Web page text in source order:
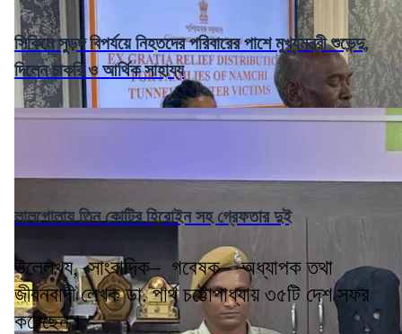
সিকিমে সুড়ঙ্গ বিপর্যয়ে নিহতদের পরিবারের পাশে মুখ্যমন্ত্রী শুভেন্দু,
দিলেন চাকরি ও আর্থিক সাহায্য
লালগোলায় তিন কোটির হিরোইন সহ গ্রেফতার দুই
উল্লেখ্য, সাংবাদিক– গবেষক– অধ্যাপক তথা
জীবনবাদী লেখক ডা. পার্থ চট্টোপাধ্যায় ৩৫টি দেশ সফর
করেছেন।